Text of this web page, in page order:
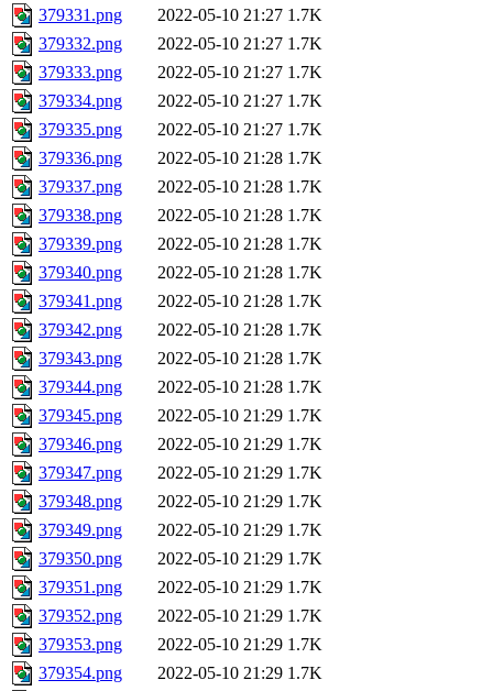
379331.png
2022-05-10 21:27 1.7K
379332.png
2022-05-10 21:27 1.7K
379333.png
2022-05-10 21:27 1.7K
379334.png
2022-05-10 21:27 1.7K
379335.png
2022-05-10 21:27 1.7K
379336.png
2022-05-10 21:28 1.7K
379337.png
2022-05-10 21:28 1.7K
379338.png
2022-05-10 21:28 1.7K
379339.png
2022-05-10 21:28 1.7K
379340.png
2022-05-10 21:28 1.7K
379341.png
2022-05-10 21:28 1.7K
379342.png
2022-05-10 21:28 1.7K
379343.png
2022-05-10 21:28 1.7K
379344.png
2022-05-10 21:28 1.7K
379345.png
2022-05-10 21:29 1.7K
379346.png
2022-05-10 21:29 1.7K
379347.png
2022-05-10 21:29 1.7K
379348.png
2022-05-10 21:29 1.7K
379349.png
2022-05-10 21:29 1.7K
379350.png
2022-05-10 21:29 1.7K
379351.png
2022-05-10 21:29 1.7K
379352.png
2022-05-10 21:29 1.7K
379353.png
2022-05-10 21:29 1.7K
379354.png
2022-05-10 21:29 1.7K